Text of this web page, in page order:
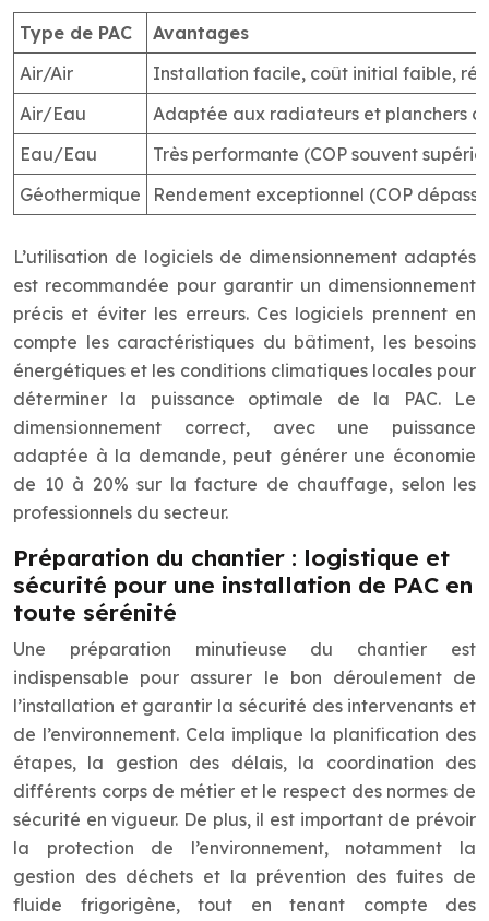
Type de PAC
Avantages
Air/Air
Installation facile, coût initial faible,
Air/Eau
Adaptée aux radiateurs et planchers
Eau/Eau
Très performante (COP souvent
Géothermique
Rendement exceptionnel (COP
L’utilisation de logiciels de dimensionnement adaptés
est recommandée pour garantir un dimensionnement
précis et éviter les erreurs. Ces logiciels prennent en
compte les caractéristiques du bâtiment, les besoins
énergétiques et les conditions climatiques locales pour
déterminer la puissance optimale de la PAC. Le
dimensionnement correct, avec une puissance
adaptée à la demande, peut générer une économie
de 10 à 20% sur la facture de chauffage, selon les
professionnels du secteur.
Préparation du chantier : logistique et
sécurité pour une installation de PAC en
toute sérénité
Une préparation minutieuse du chantier est
indispensable pour assurer le bon déroulement de
l’installation et garantir la sécurité des intervenants et
de l’environnement. Cela implique la planification des
étapes, la gestion des délais, la coordination des
différents corps de métier et le respect des normes de
sécurité en vigueur. De plus, il est important de prévoir
la protection de l’environnement, notamment la
gestion des déchets et la prévention des fuites de
fluide frigorigène, tout en tenant compte des